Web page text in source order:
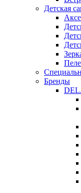
Детская
Бренды